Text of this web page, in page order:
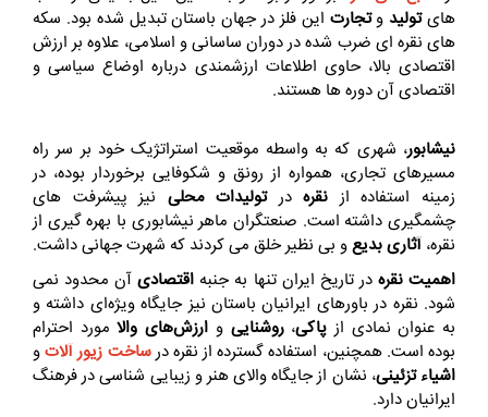
هایتولید وتجارت این فلز در جهان باستان تبدیل شده بود. سکه‌
های نقره‌ ای ضرب شده در دوران ساسانی و اسلامی، علاوه بر ارزش
اقتصادی بالا، حاوی اطلاعات ارزشمندی درباره اوضاع سیاسی و
اقتصادی آن دوره‌ ها هستند.
نیشابور، شهری که به واسطه موقعیت استراتژیک خود بر سر راه
مسیرهای تجاری، همواره از رونق و شکوفایی برخوردار بوده، در
زمینه استفاده از نقرهدر تولیدات محلی نیز پیشرفت‌ های
چشمگیری داشته است. صنعتگران ماهر نیشابوری با بهره‌ گیری از
نقره، آثاری بدیعو بی‌ نظیر خلق می‌ کردند که شهرت جهانی داشت.
اهمیت نقرهدر تاریخ ایران تنها به جنبه اقتصادیآن محدود نمی‌
شود. نقره در باورهای ایرانیان باستان نیز جایگاه ویژه‌ای داشته و
به عنوان نمادی از پاکی،روشنایی و ارزش‌های والا مورد احترام
بوده است. همچنین، استفاده گسترده از نقره در ساخت زیور آلاتو
اشیاء تزئینی، نشان از جایگاه والای هنر و زیبایی‌ شناسی در فرهنگ
ایرانیان دارد.